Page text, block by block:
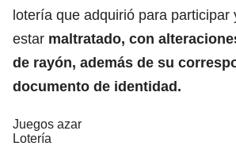
lotería que adquirió para participar
estar maltratado, con
de rayón, además de su
documento de identidad.
Juegos azar
Lotería